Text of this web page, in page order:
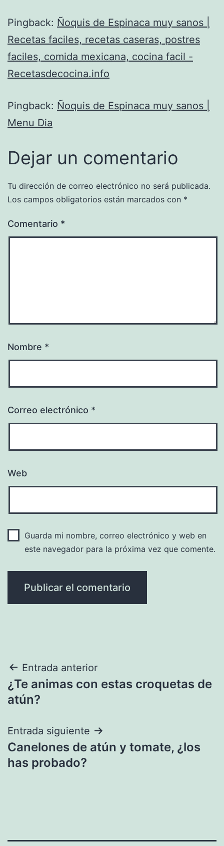
Pingback: Ñoquis de Espinaca muy sanos |
Recetas faciles, recetas caseras, postres
faciles, comida mexicana, cocina facil -
Recetasdecocina.info
Pingback: Ñoquis de Espinaca muy sanos |
Menu Dia
Dejar un comentario
Tu dirección de correo electrónico no será publicada.
Los campos obligatorios están marcados con *
Comentario *
Nombre *
Correo electrónico *
Web
Guarda mi nombre, correo electrónico y web en
este navegador para la próxima vez que comente.
Navegación
de
Entrada anterior
¿Te animas con estas croquetas de
atún?
Entrada siguiente
Canelones de atún y tomate, ¿los
has probado?